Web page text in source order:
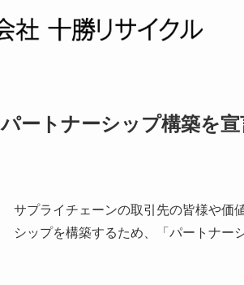
パートナーシップ構築を宣
サプライチェーンの取引先の皆様や価
シップを構築するため、「パートナー